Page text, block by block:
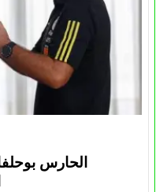
الحارس